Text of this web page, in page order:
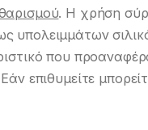
. Η χρήση
υπολειμμάτων
που
επιθυμείτε